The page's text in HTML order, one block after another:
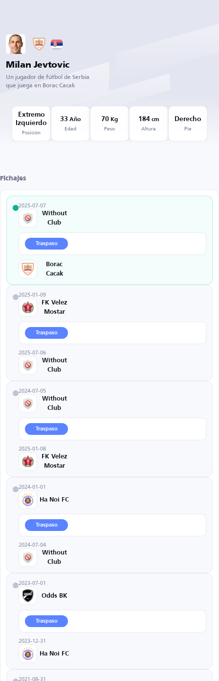
Milan Jevtovic
Un jugador de fútbol de Serbia
que juega en Borac Cacak
Extremo
Izquierdo
Posición
33 Año
Edad
70 Kg
Peso
184cm
Altura
Derecho
Pie
Fichajes
2025-07-07
Without
Club
Traspaso
Borac
Cacak
2025-01-09
FK Velez
Mostar
Traspaso
2025-07-06
Without
Club
2024-07-05
Without
Club
Traspaso
2025-01-08
FK Velez
Mostar
2024-01-01
Ha Noi FC
Traspaso
2024-07-04
Without
Club
2023-07-01
Odds BK
Traspaso
2023-12-31
Ha Noi FC
2021-08-31